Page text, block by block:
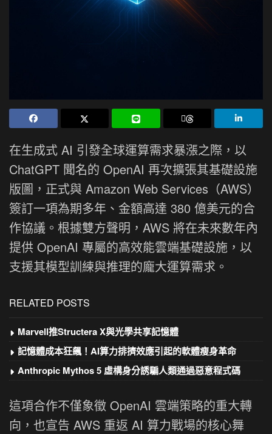
在生成式 AI 引發全球運算需求暴漲之際，以
ChatGPT 聞名的 OpenAI 再次擴張其基礎設施
版圖，正式與 Amazon Web Services（AWS）
簽訂一項為期多年、金額高達 380 億美元的合
作協議。根據雙方聲明，AWS 將在未來數年內
提供 OpenAI 專屬的高效能雲端基礎設施，以
支援其模型訓練與推理的龐大運算需求。
RELATED POSTS
Marvell推Structera X與光學共享記憶體
記憶體成本狂飆！AI算力排擠效應引起的軟體瘦身革命
Anthropic Mythos 5 虛構身分誘騙人類通過惡意程式碼
這項合作不僅象徵 OpenAI 雲端策略的重大轉
向，也宣告 AWS 重返 AI 算力戰場的核心舞